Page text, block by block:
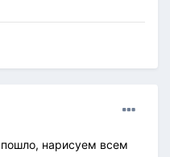
пошло, нарисуем всем